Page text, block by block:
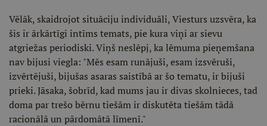
Vēlāk, skaidrojot situāciju individuāli, Viesturs uzsvēra, ka
šis ir ārkārtīgi intīms temats, pie kura viņi ar sievu
atgriežas periodiski. Viņš neslēpj, ka lēmuma pieņemšana
nav bijusi viegla: "Mēs esam runājuši, esam izsvēruši,
izvērtējuši, bijušas asaras saistībā ar šo tematu, ir bijuši
prieki. Jāsaka, šobrīd, kad mums jau ir divas skolnieces, tad
doma par trešo bērnu tiešām ir diskutēta tiešām tādā
racionālā un pārdomātā līmenī."